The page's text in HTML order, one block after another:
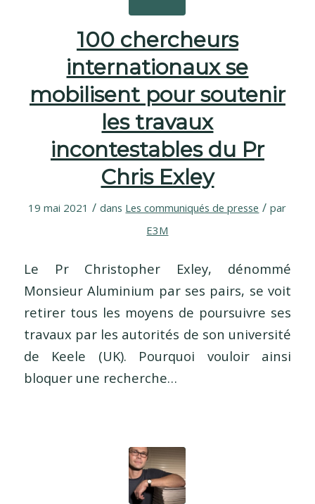
100 chercheurs
internationaux se
mobilisent pour soutenir
les travaux
incontestables du Pr
Chris Exley
19 mai 2021 / dans Les communiqués de presse / par
E3M
Le Pr Christopher Exley, dénommé
Monsieur Aluminium par ses pairs, se voit
retirer tous les moyens de poursuivre ses
travaux par les autorités de son université
de Keele (UK). Pourquoi vouloir ainsi
bloquer une recherche…